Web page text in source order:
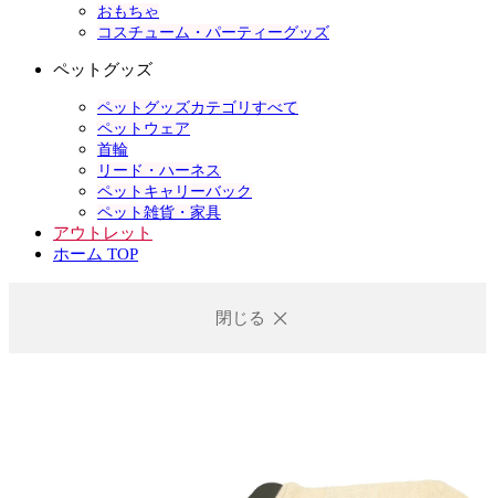
おもちゃ
コスチューム・パーティーグッズ
ペットグッズ
ペットグッズカテゴリすべて
ペットウェア
首輪
リード・ハーネス
ペットキャリーバック
ペット雑貨・家具
アウトレット
ホーム TOP
閉じる